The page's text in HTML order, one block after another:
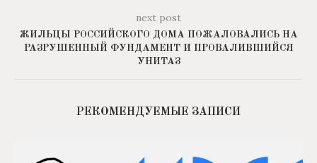
next post
ЖИЛЬЦЫ РОССИЙСКОГО ДОМА ПОЖАЛОВАЛИСЬ НА
РАЗРУШЕННЫЙ ФУНДАМЕНТ И ПРОВАЛИВШИЙСЯ
УНИТАЗ
РЕКОМЕНДУЕМЫЕ ЗАПИСИ